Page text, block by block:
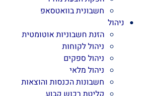
חשבונית בוואטסאפ
ניהול
הזנת חשבוניות אוטומטית
ניהול לקוחות
ניהול ספקים
ניהול מלאי
חשבונות הכנסות והוצאות